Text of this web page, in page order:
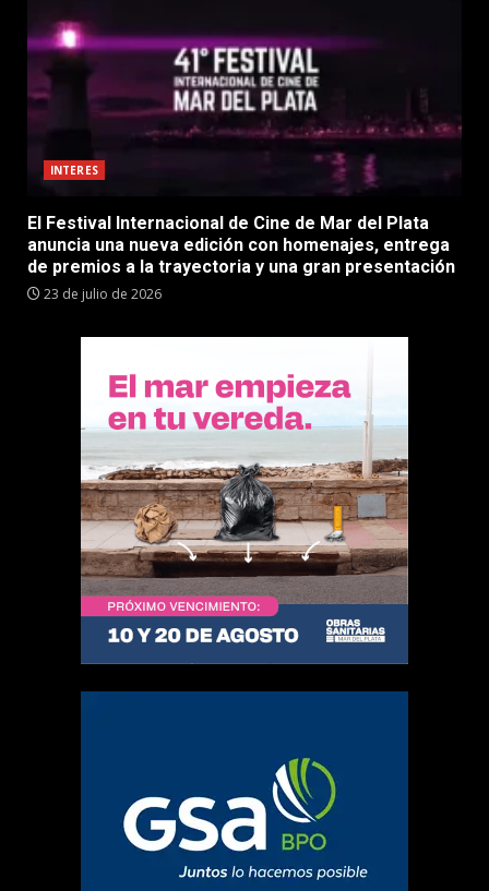
INTERES
El Festival Internacional de Cine de Mar del Plata
anuncia una nueva edición con homenajes, entrega
de premios a la trayectoria y una gran presentación
23 de julio de 2026